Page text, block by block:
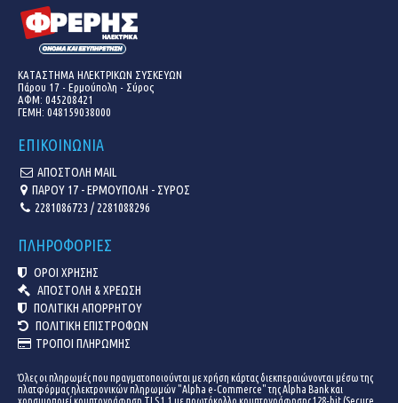
ΚΑΤΑΣΤΗΜΑ ΗΛΕΚΤΡΙΚΩΝ ΣΥΣΚΕΥΩΝ
Πάρου 17 - Ερμούπολη - Σύρος
ΑΦΜ: 045208421
ΓΕΜΗ: 048159038000
ΕΠΙΚΟΙΝΩΝΙΑ
ΑΠΟΣΤΟΛΗ MAIL
ΠΑΡΟΥ 17 - ΕΡΜΟΥΠΟΛΗ - ΣΥΡΟΣ
2281086723 / 2281088296
ΠΛΗΡΟΦΟΡΙΕΣ
ΟΡΟΙ ΧΡΗΣΗΣ
ΑΠΟΣΤΟΛΗ & ΧΡΕΩΣΗ
ΠΟΛΙΤΙΚΗ ΑΠΟΡΡΗΤΟΥ
ΠΟΛΙΤΙΚΗ ΕΠΙΣΤΡΟΦΩΝ
ΤΡΟΠΟΙ ΠΛΗΡΩΜΗΣ
Όλες οι πληρωμές που πραγματοποιούνται με χρήση κάρτας διεκπεραιώνονται μέσω της
πλατφόρμας ηλεκτρονικών πληρωμών "Alpha e-Commerce" της Alpha Bank και
χρησιμοποιεί κρυπτογράφηση TLS 1.1 με πρωτόκολλο κρυπτογράφησης 128-bit (Secure